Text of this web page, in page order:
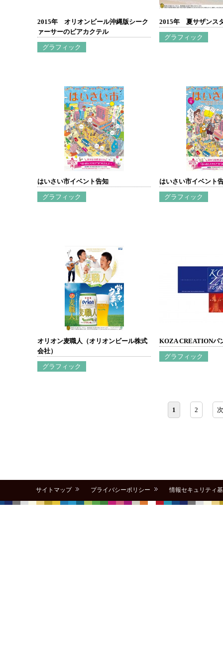
2015年 オリオンビール沖縄版シーク
ァーサーのビアカクテル
グラフィック
2015年 夏サザンス
グラフィック
はいさい市イベント告知
グラフィック
はいさい市イベント
グラフィック
オリオン麦職人（オリオンビール株式
会社）
グラフィック
KOZA CREATIONパ
グラフィック
1 2
サイトマップ プライバシーポリシー 情報セキュリティ